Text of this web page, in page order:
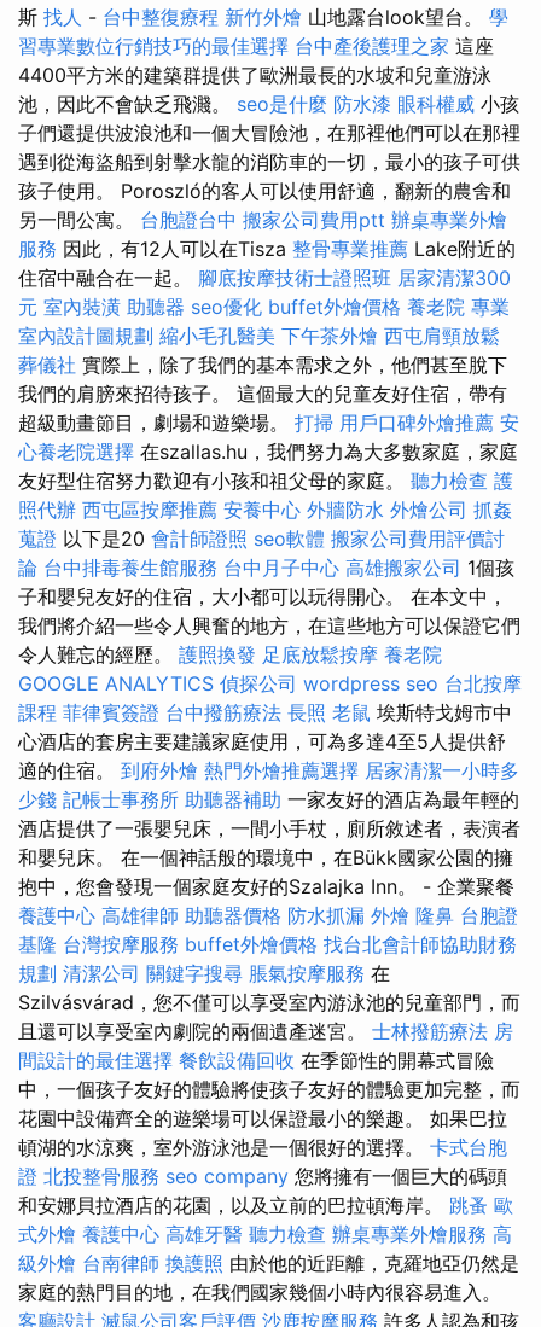
斯 找人 - 台中整復療程 新竹外燴 山地露台look望台。 學
習專業數位行銷技巧的最佳選擇 台中產後護理之家 這座
4400平方米的建築群提供了歐洲最長的水坡和兒童游泳
池，因此不會缺乏飛濺。 seo是什麼 防水漆 眼科權威 小孩
子們還提供波浪池和一個大冒險池，在那裡他們可以在那裡
遇到從海盜船到射擊水龍的消防車的一切，最小的孩子可供
孩子使用。 Poroszló的客人可以使用舒適，翻新的農舍和
另一間公寓。 台胞證台中 搬家公司費用ptt 辦桌專業外燴
服務 因此，有12人可以在Tisza 整骨專業推薦 Lake附近的
住宿中融合在一起。 腳底按摩技術士證照班 居家清潔300
元 室內裝潢 助聽器 seo優化 buffet外燴價格 養老院 專業
室內設計圖規劃 縮小毛孔醫美 下午茶外燴 西屯肩頸放鬆
葬儀社 實際上，除了我們的基本需求之外，他們甚至脫下
我們的肩膀來招待孩子。 這個最大的兒童友好住宿，帶有
超級動畫節目，劇場和遊樂場。 打掃 用戶口碑外燴推薦 安
心養老院選擇 在szallas.hu，我們努力為大多數家庭，家庭
友好型住宿努力歡迎有小孩和祖父母的家庭。 聽力檢查 護
照代辦 西屯區按摩推薦 安養中心 外牆防水 外燴公司 抓姦
蒐證 以下是20 會計師證照 seo軟體 搬家公司費用評價討
論 台中排毒養生館服務 台中月子中心 高雄搬家公司 1個孩
子和嬰兒友好的住宿，大小都可以玩得開心。 在本文中，
我們將介紹一些令人興奮的地方，在這些地方可以保證它們
令人難忘的經歷。 護照換發 足底放鬆按摩 養老院
GOOGLE ANALYTICS 偵探公司 wordpress seo 台北按摩
課程 菲律賓簽證 台中撥筋療法 長照 老鼠 埃斯特戈姆市中
心酒店的套房主要建議家庭使用，可為多達4至5人提供舒
適的住宿。 到府外燴 熱門外燴推薦選擇 居家清潔一小時多
少錢 記帳士事務所 助聽器補助 一家友好的酒店為最年輕的
酒店提供了一張嬰兒床，一間小手杖，廁所敘述者，表演者
和嬰兒床。 在一個神話般的環境中，在Bükk國家公園的擁
抱中，您會發現一個家庭友好的Szalajka Inn。 - 企業聚餐
養護中心 高雄律師 助聽器價格 防水抓漏 外燴 隆鼻 台胞證
基隆 台灣按摩服務 buffet外燴價格 找台北會計師協助財務
規劃 清潔公司 關鍵字搜尋 脹氣按摩服務 在
Szilvásvárad，您不僅可以享受室內游泳池的兒童部門，而
且還可以享受室內劇院的兩個遺產迷宮。 士林撥筋療法 房
間設計的最佳選擇 餐飲設備回收 在季節性的開幕式冒險
中，一個孩子友好的體驗將使孩子友好的體驗更加完整，而
花園中設備齊全的遊樂場可以保證最小的樂趣。 如果巴拉
頓湖的水涼爽，室外游泳池是一個很好的選擇。 卡式台胞
證 北投整骨服務 seo company 您將擁有一個巨大的碼頭
和安娜貝拉酒店的花園，以及立前的巴拉頓海岸。 跳蚤 歐
式外燴 養護中心 高雄牙醫 聽力檢查 辦桌專業外燴服務 高
級外燴 台南律師 換護照 由於他的近距離，克羅地亞仍然是
家庭的熱門目的地，在我們國家幾個小時內很容易進入。
客廳設計 滅鼠公司客戶評價 沙鹿按摩服務 許多人認為和孩